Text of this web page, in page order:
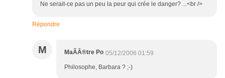
Ne serait-ce pas un peu la peur qui crée le danger? ...<br />
Répondre
M MaÃÂ®tre Po 05/12/2006 01:59
Philosophe, Barbara ? ;-)